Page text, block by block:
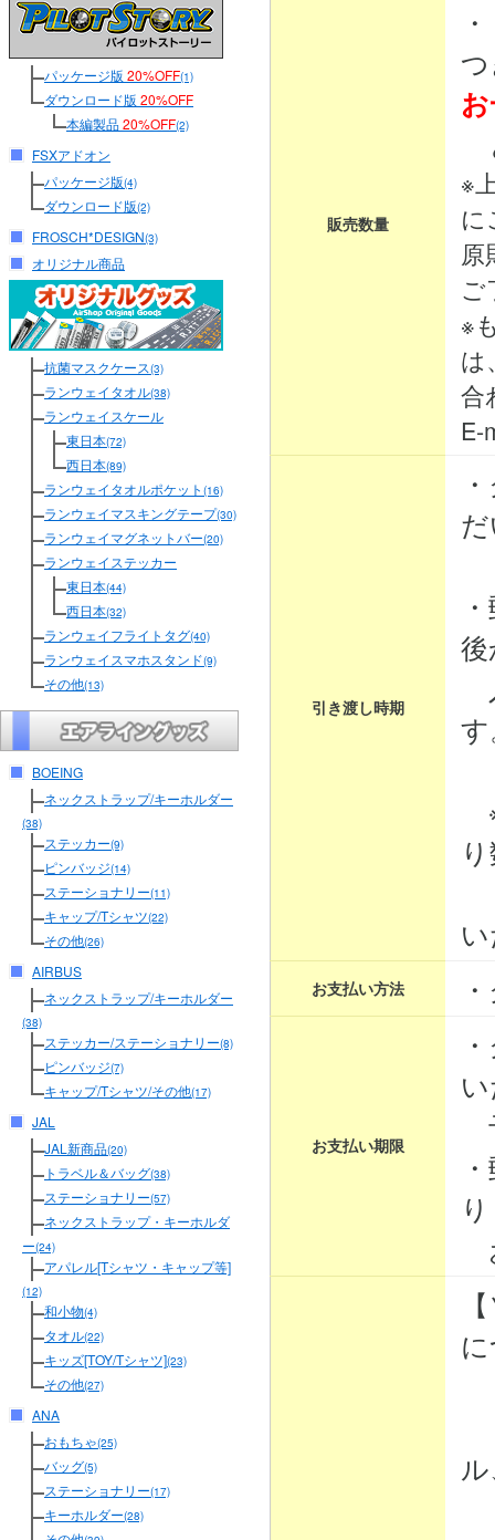
パッケージ版 20%OFF(1)
ダウンロード版 20%OFF
本編製品20%OFF(2)
FSXアドオン
パッケージ版(4)
ダウンロード版(2)
FROSCH*DESIGN(3)
オリジナル商品
抗菌マスクケース(3)
ランウェイタオル(38)
ランウェイスケール
東日本(72)
西日本(89)
ランウェイタオルポケット (16)
ランウェイマスキングテープ(30)
ランウェイマグネットバー(20)
ランウェイステッカー
東日本(44)
西日本(32)
ランウェイフライトタグ(40)
ランウェイスマホスタンド(9)
その他(13)
BOEING
ネックストラップ/キーホルダー
(38)
ステッカー(9)
ピンバッジ(14)
ステーショナリー(11)
キャップ/Tシャツ(22)
その他(26)
AIRBUS
ネックストラップ/キーホルダー
(38)
ステッカー/ステーショナリー(8)
ピンバッジ(7)
キャップ/Tシャツ/その他(17)
JAL
JAL新商品(20)
トラベル＆バッグ(38)
ステーショナリー(57)
ネックストラップ・キーホルダ
ー(24)
アパレル[Tシャツ・キャップ等]
(12)
和小物(4)
タオル(22)
キッズ[TOY/Tシャツ](23)
その他(27)
ANA
おもちゃ(25)
バッグ(5)
ステーショナリー(17)
キーホルダー(28)
販売数量
※
に
原
ご
※
は
合
E-
引き渡し時期
お支払い方法
お支払い期限